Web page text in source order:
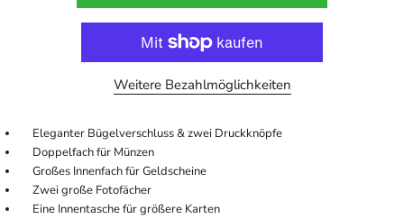
Weitere Bezahlmöglichkeiten
Eleganter Bügelverschluss & zwei Druckknöpfe
Doppelfach für Münzen
Großes Innenfach für Geldscheine
Zwei große Fotofächer
Eine Innentasche für größere Karten